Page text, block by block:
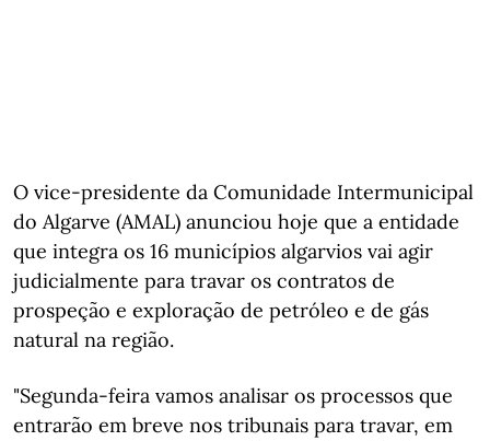
O vice-presidente da Comunidade Intermunicipal
do Algarve (AMAL) anunciou hoje que a entidade
que integra os 16 municípios algarvios vai agir
judicialmente para travar os contratos de
prospeção e exploração de petróleo e de gás
natural na região.
"Segunda-feira vamos analisar os processos que
entrarão em breve nos tribunais para travar, em